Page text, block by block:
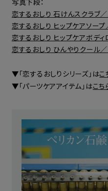
恋するおしり 石けんスクラブ
恋するおしり ヒップケアソー
恋するおしり ヒップケアボデ
恋するおしり ひんやりクール
▼「恋するおしりシリーズ」はこ
▼「パーツケアアイテム」はこち